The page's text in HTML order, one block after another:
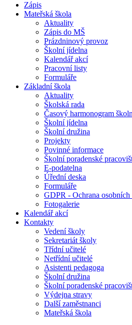
Zápis
Mateřská škola
Aktuality
Zápis do MŠ
Prázdninový provoz
Školní jídelna
Kalendář akcí
Pracovní listy
Formuláře
Základní škola
Aktuality
Školská rada
Časový harmonogram
Školní jídelna
Školní družina
Projekty
Povinné informace
Školní poradenské
E-podatelna
Úřední deska
Formuláře
GDPR - Ochrana osobních
Fotogalerie
Kalendář akcí
Kontakty
Vedení školy
Sekretariát školy
Třídní učitelé
Netřídní učitelé
Asistenti pedagoga
Školní družina
Školní poradenské
Výdejna stravy
Další zaměstnanci
Mateřská škola